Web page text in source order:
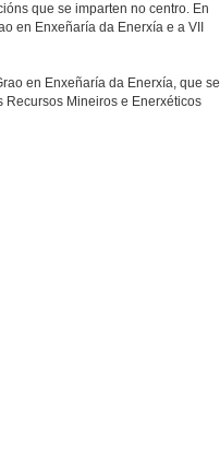
que se imparten no centro. En
en Enxeñaría da Enerxía e a VII
en Enxeñaría da Enerxía, que se
Mineiros e Enerxéticos